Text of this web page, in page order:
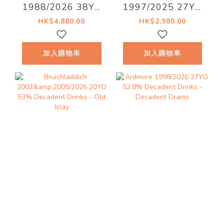
1988/2026 38YO
Refill Hogshead
46.7% Decadent
Drinks -
[Chapter Thirty
Two]
HK$4,880.00
加入購物車
1997/2025 27YO
Refill Hogshead
50.4% Decadent
Drinks - Decadent
HK$2,980.00
加入購物車